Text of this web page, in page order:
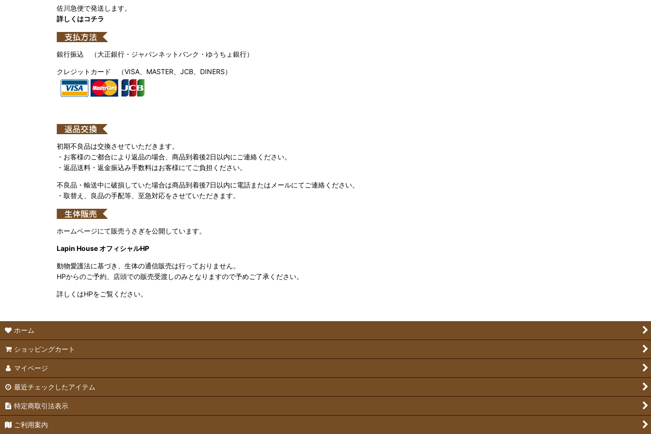
佐川急便で発送します。
詳しくはコチラ
銀行振込 （大正銀行・ジャパンネットバンク・ゆうちょ銀行）
クレジットカード （VISA、MASTER、JCB、DINERS）
初期不良品は交換させていただきます。
・お客様のご都合により返品の場合、商品到着後2日以内にご連絡ください。
・返品送料・返金振込み手数料はお客様にてご負担ください。
不良品・輸送中に破損していた場合は商品到着後7日以内に電話またはメールにてご連絡ください。
・取替え、良品の手配等、至急対応をさせていただきます。
ホームページにて販売うさぎを公開しています。
Lapin House オフィシャルHP
動物愛護法に基づき、生体の通信販売は行っておりません。
HPからのご予約、店頭での販売受渡しのみとなりますので予めご了承ください。
詳しくはHPをご覧ください。
ホーム
ショッピングカート
マイページ
最近チェックしたアイテム
特定商取引法表示
ご利用案内